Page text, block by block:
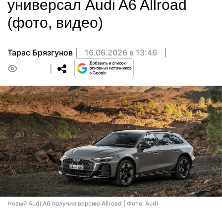
универсал Audi A6 Allroad
(фото, видео)
Тарас Брязгунов
16.06.2026 в 13:46
Новый Audi A6 получил версию Allroad | Фото: Audi